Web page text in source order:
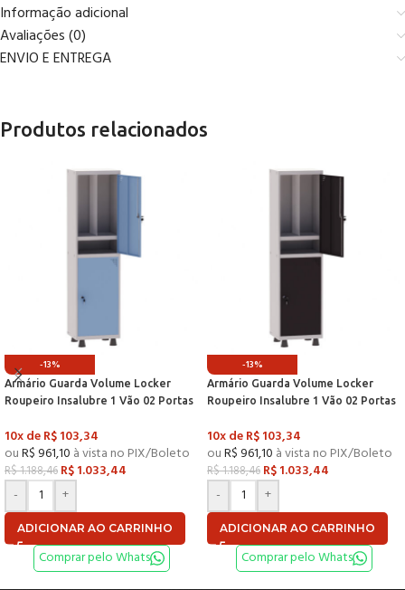
Informação adicional
Avaliações (0)
ENVIO E ENTREGA
Produtos relacionados
-13%
Armário Guarda Volume Locker
Roupeiro Insalubre 1 Vão 02 Portas
Cinza e Azul Dali – Pandin
10x deR$103,34
ouR$ 961,10 à vista no PIX/Boleto
R$1.188,46 R$1.033,44
-
+
ADICIONAR AO CARRINHO
Comprar pelo Whats
-13%
Armário Guarda Volume Locker
Roupeiro Insalubre 1 Vão 02 Portas
Cinza e Preto – Pandin
10x deR$103,34
ouR$ 961,10 à vista no PIX/Boleto
R$1.188,46 R$1.033,44
-
+
ADICIONAR AO CARRINHO
Comprar pelo Whats